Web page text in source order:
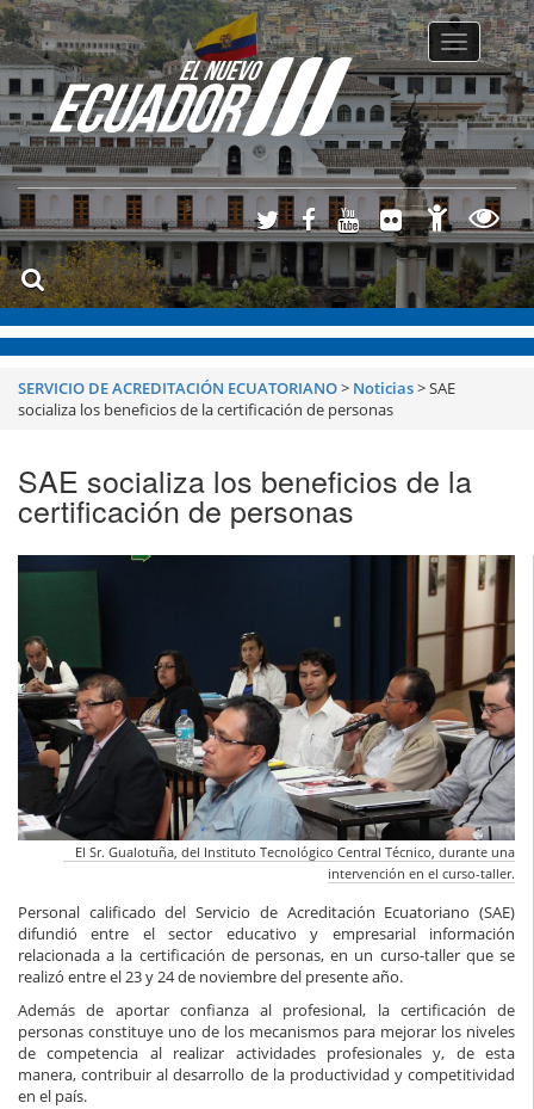
Toggle
SERVICIO DE ACREDITACIÓN ECUATORIANO> Noticias>SAE
socializa los beneficios de la certificación de personas
SAE socializa los beneficios de la
certificación de personas
El Sr. Gualotuña, del Instituto Tecnológico Central Técnico, durante una
intervención en el curso-taller.
Personal calificado del Servicio de Acreditación Ecuatoriano (SAE)
difundió entre el sector educativo y empresarial información
relacionada a la certificación de personas, en un curso-taller que se
realizó entre el 23 y 24 de noviembre del presente año.
Además de aportar confianza al profesional, la certificación de
personas constituye uno de los mecanismos para mejorar los niveles
de competencia al realizar actividades profesionales y, de esta
manera, contribuir al desarrollo de la productividad y competitividad
en el país.